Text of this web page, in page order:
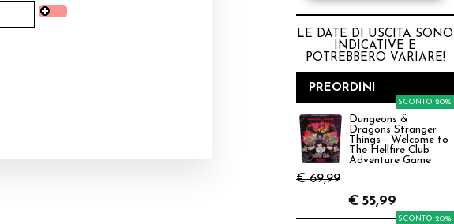
LE DATE DI USCITA SONO
INDICATIVE E
POTREBBERO VARIARE!
PREORDINI
Dungeons &
Dragons Stranger
Things - Welcome to
The Hellfire Club
Adventure Game
€ 69,99
SCONTO 20%
€ 55,99
SCONTO 20%